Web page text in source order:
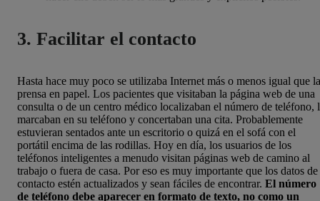
3. Facilitar el contacto
Hasta hace muy poco se utilizaba Internet más o menos igual que la
prensa en papel. Los pacientes que visitaban la página web de una
consulta o de un centro médico localizaban el número de teléfono,
marcaban en su teléfono y concertaban una cita. Probablemente
estuvieran sentados ante un escritorio o quizá en el sofá con el
portátil encima de las rodillas. Hoy en día, los usuarios de los
teléfonos inteligentes a menudo visitan páginas web de camino al
trabajo o fuera de casa. Por eso es muy importante que los datos de
contacto estén actualizados y sean fáciles de encontrar. El número
de teléfono debe aparecer en formato de texto, no como un